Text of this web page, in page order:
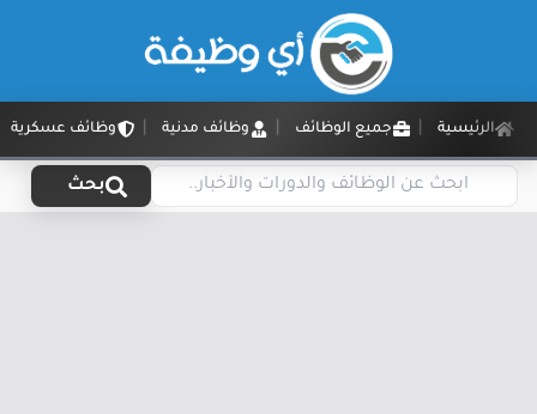
الرئيسية جميع الوظائف وظائف مدنية وظائف عسكرية
بحث